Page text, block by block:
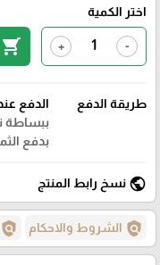
اختر الكمية
-
+
shopping_cart
طريقة الدفع
الدفع
ببساطة
بدفع
public نسخ رابط المنتج
policy الشروط والاحكام policy